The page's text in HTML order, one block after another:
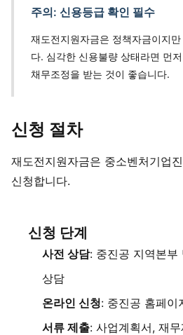
주의: 신용등급 확인 필수
재도전지원자금은 정책자금이지
다. 심각한 신용불량 상태라면 먼
채무조정을 받는 것이 좋습니다.
신청 절차
재도전지원자금은 중소벤처기업
신청합니다.
신청 단계
사전 상담: 중진공 지역본
상담
온라인 신청: 중진공 홈페이
서류 제출: 사업계획서, 재